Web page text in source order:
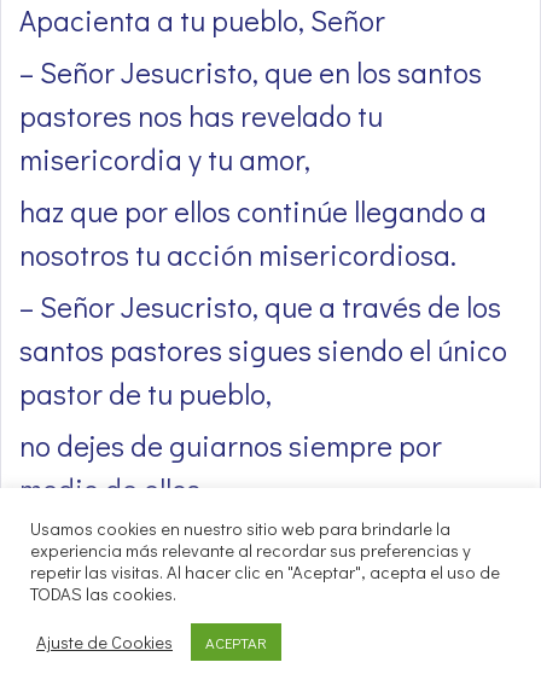
Apacienta a tu pueblo, Señor
– Señor Jesucristo, que en los santos
pastores nos has revelado tu
misericordia y tu amor,
haz que por ellos continúe llegando a
nosotros tu acción misericordiosa.
– Señor Jesucristo, que a través de los
santos pastores sigues siendo el único
pastor de tu pueblo,
no dejes de guiarnos siempre por
medio de ellos.
– Señor Jesucristo, que por medio de
los santos pastores eres el médico de
los cuerpos y de las almas,
Usamos cookies en nuestro sitio web para brindarle la
experiencia más relevante al recordar sus preferencias y
repetir las visitas. Al hacer clic en "Aceptar", acepta el uso de
TODAS las cookies.
Ajuste de Cookies ACEPTAR